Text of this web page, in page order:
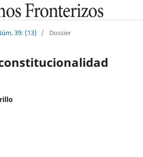
39: (13) / Dossier